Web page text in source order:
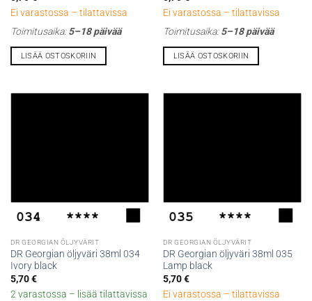
Ei varastossa – tilattavissa
Toimitusaika:5–18 päivää
LISÄÄ OSTOSKORIIN
Ei varastossa – tilattavissa
Toimitusaika:5–18 päivää
LISÄÄ OSTOSKORIIN
DR GEORGIAN ÖLJYVÄRIT
DR Georgian öljyväri 38ml 034
Ivory black
5,70€
2 varastossa – lisää tilattavissa
DR GEORGIAN ÖLJYVÄRIT
DR Georgian öljyväri 38ml 035
Lamp black
5,70€
Ei varastossa – tilattavissa